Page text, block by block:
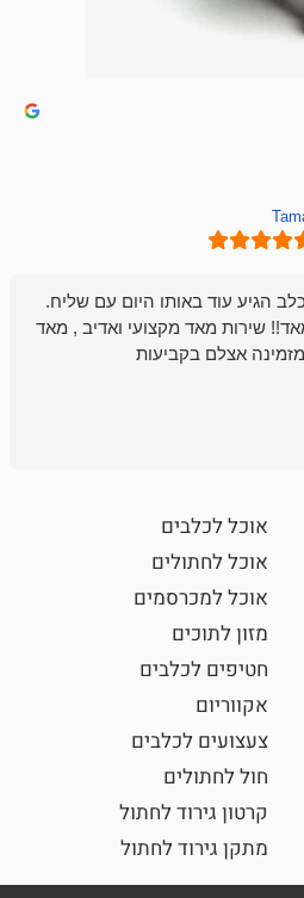
הגיע עוד באותו היום עם שליח.
שירות מאד מקצועי ואדיב , מאד
אצלם בקביעות
אוכל לכלבים
אוכל לחתולים
אוכל למכרסמים
מזון לתוכים
חטיפים לכלבים
אקווריום
צעצועים לכלבים
חול לחתולים
קרטון גירוד לחתול
מתקן גירוד לחתול